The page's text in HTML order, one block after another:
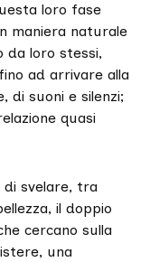
loro fase
maniera naturale
da loro stessi,
ad arrivare alla
di suoni e silenzi;
quasi
di svelare, tra
il doppio
cercano sulla
una